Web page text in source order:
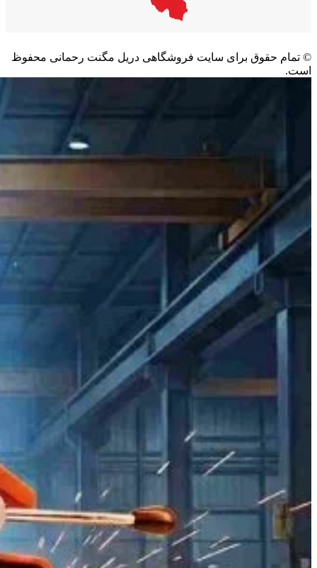
©️ تمام حقوق برای سایت فروشگاهی دریل مگنت رحمانی محفوظ
است.